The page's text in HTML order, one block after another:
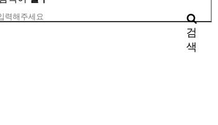
검
색